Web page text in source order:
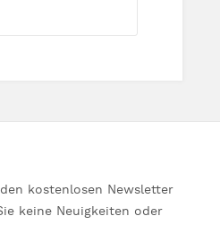
kostenlosen Newsletter
keine Neuigkeiten oder